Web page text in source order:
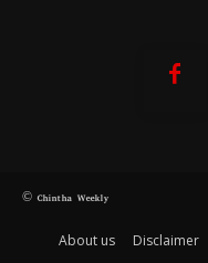
© Chintha Weekly
About us Disclaimer